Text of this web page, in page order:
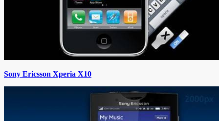
Sony Ericsson Xperia X10